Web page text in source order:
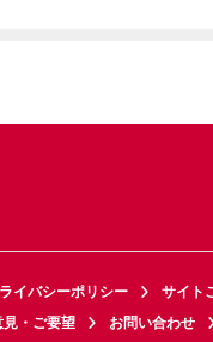
イバシーポリシー サイト
見・ご要望 お問い合わせ